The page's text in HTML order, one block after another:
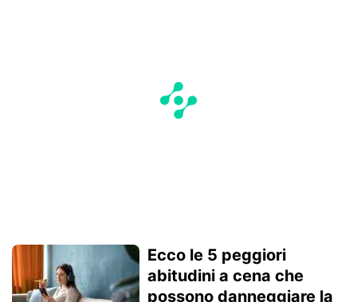
Ecco le 5 peggiori
abitudini a cena che
possono danneggiare la